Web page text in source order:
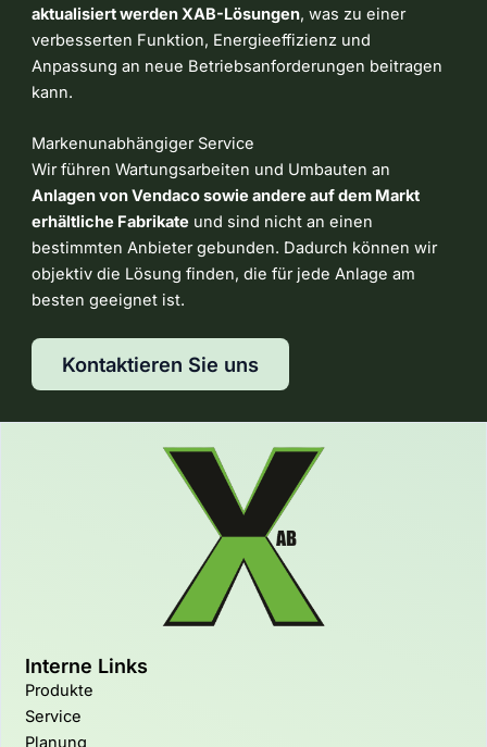
aktualisiert werdenXAB-Lösungen, was zu einer
verbesserten Funktion, Energieeffizienz und
Anpassung an neue Betriebsanforderungen beitragen
kann.
Markenunabhängiger Service
Wir führen Wartungsarbeiten und Umbauten an
Anlagen von Vendaco sowie andere auf dem Markt
erhältliche Fabrikate und sind nicht an einen
bestimmten Anbieter gebunden. Dadurch können wir
objektiv die Lösung finden, die für jede Anlage am
besten geeignet ist.
Kontaktieren Sie uns
Interne Links
Produkte
Service
Planung